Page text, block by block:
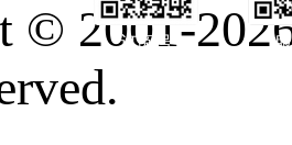
订阅号
© 2001-